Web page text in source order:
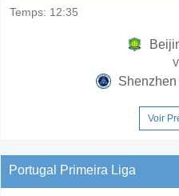
Temps: 12:35
Voir
Portugal Primeira Liga